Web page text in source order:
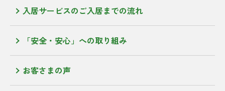
入居サービスのご入居までの流れ
「安全・安心」への取り組み
お客さまの声